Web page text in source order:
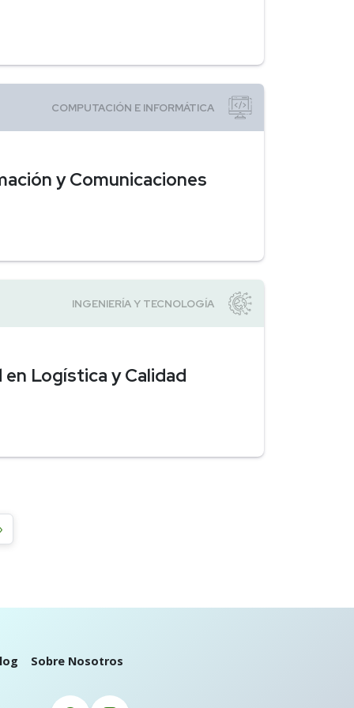
y Comunicaciones
Logística y Calidad
Sobre Nosotros